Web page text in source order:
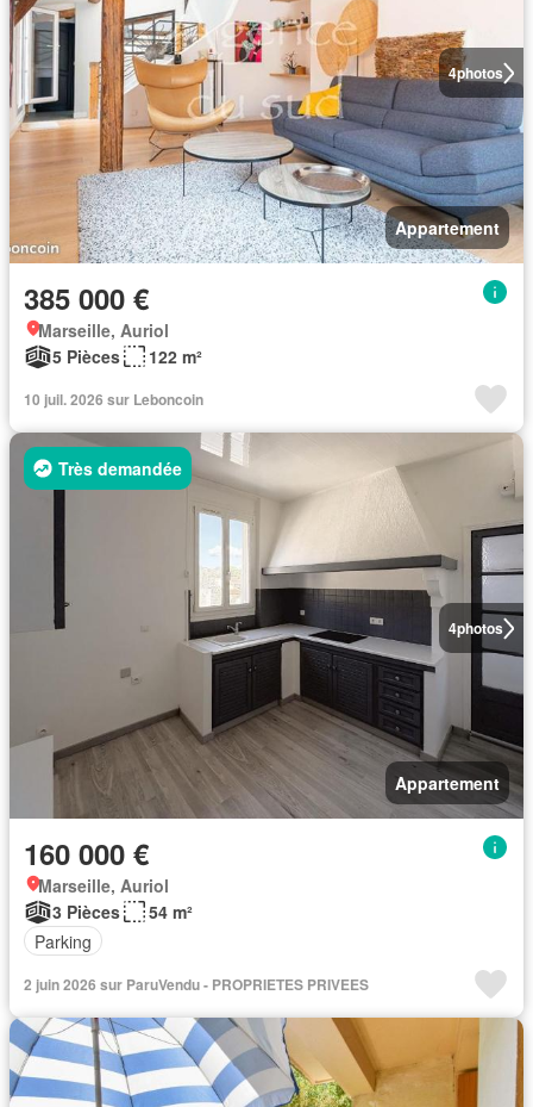
4photos
Appartement
385 000 €
Marseille, Auriol
5 Pièces
122 m²
10 juil. 2026 sur Leboncoin
4photos
Très demandée
Appartement
160 000 €
Marseille, Auriol
3 Pièces
54 m²
Parking
2 juin 2026 sur ParuVendu - PROPRIETES PRIVEES